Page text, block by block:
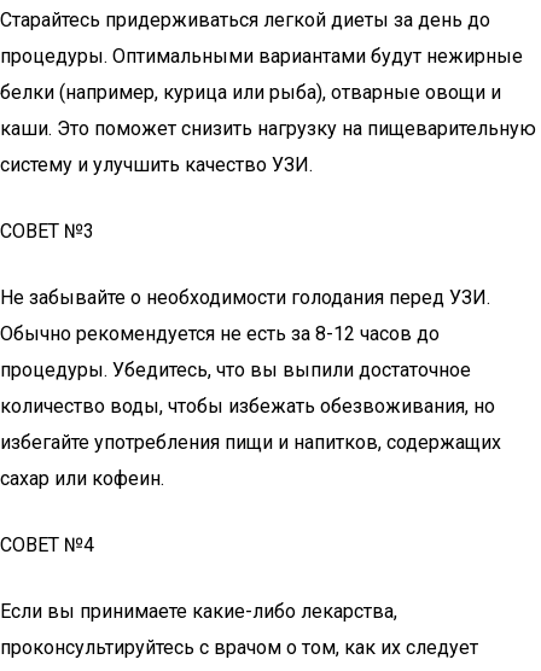
Старайтесь придерживаться легкой диеты за день до
процедуры. Оптимальными вариантами будут нежирные
белки (например, курица или рыба), отварные овощи и
каши. Это поможет снизить нагрузку на пищеварительную
систему и улучшить качество УЗИ.
СОВЕТ №3
Не забывайте о необходимости голодания перед УЗИ.
Обычно рекомендуется не есть за 8-12 часов до
процедуры. Убедитесь, что вы выпили достаточное
количество воды, чтобы избежать обезвоживания, но
избегайте употребления пищи и напитков, содержащих
сахар или кофеин.
СОВЕТ №4
Если вы принимаете какие-либо лекарства,
проконсультируйтесь с врачом о том, как их следует